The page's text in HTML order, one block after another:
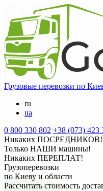
Грузовые перевозки по
ru
ua
0 800 330 802 +38 (073) 423
Никаких ПОСРЕДНИКОВ!
Только НАШИ машины!
Никаких ПЕРЕПЛАТ!
Грузоперевозки
по Киеву и области
Рассчитать стоимость